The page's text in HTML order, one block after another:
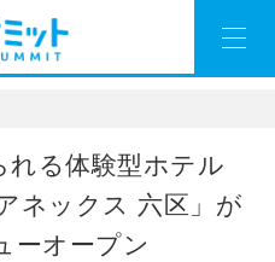
れる体験型ホテル
ネックス 六区」が
ーオープン